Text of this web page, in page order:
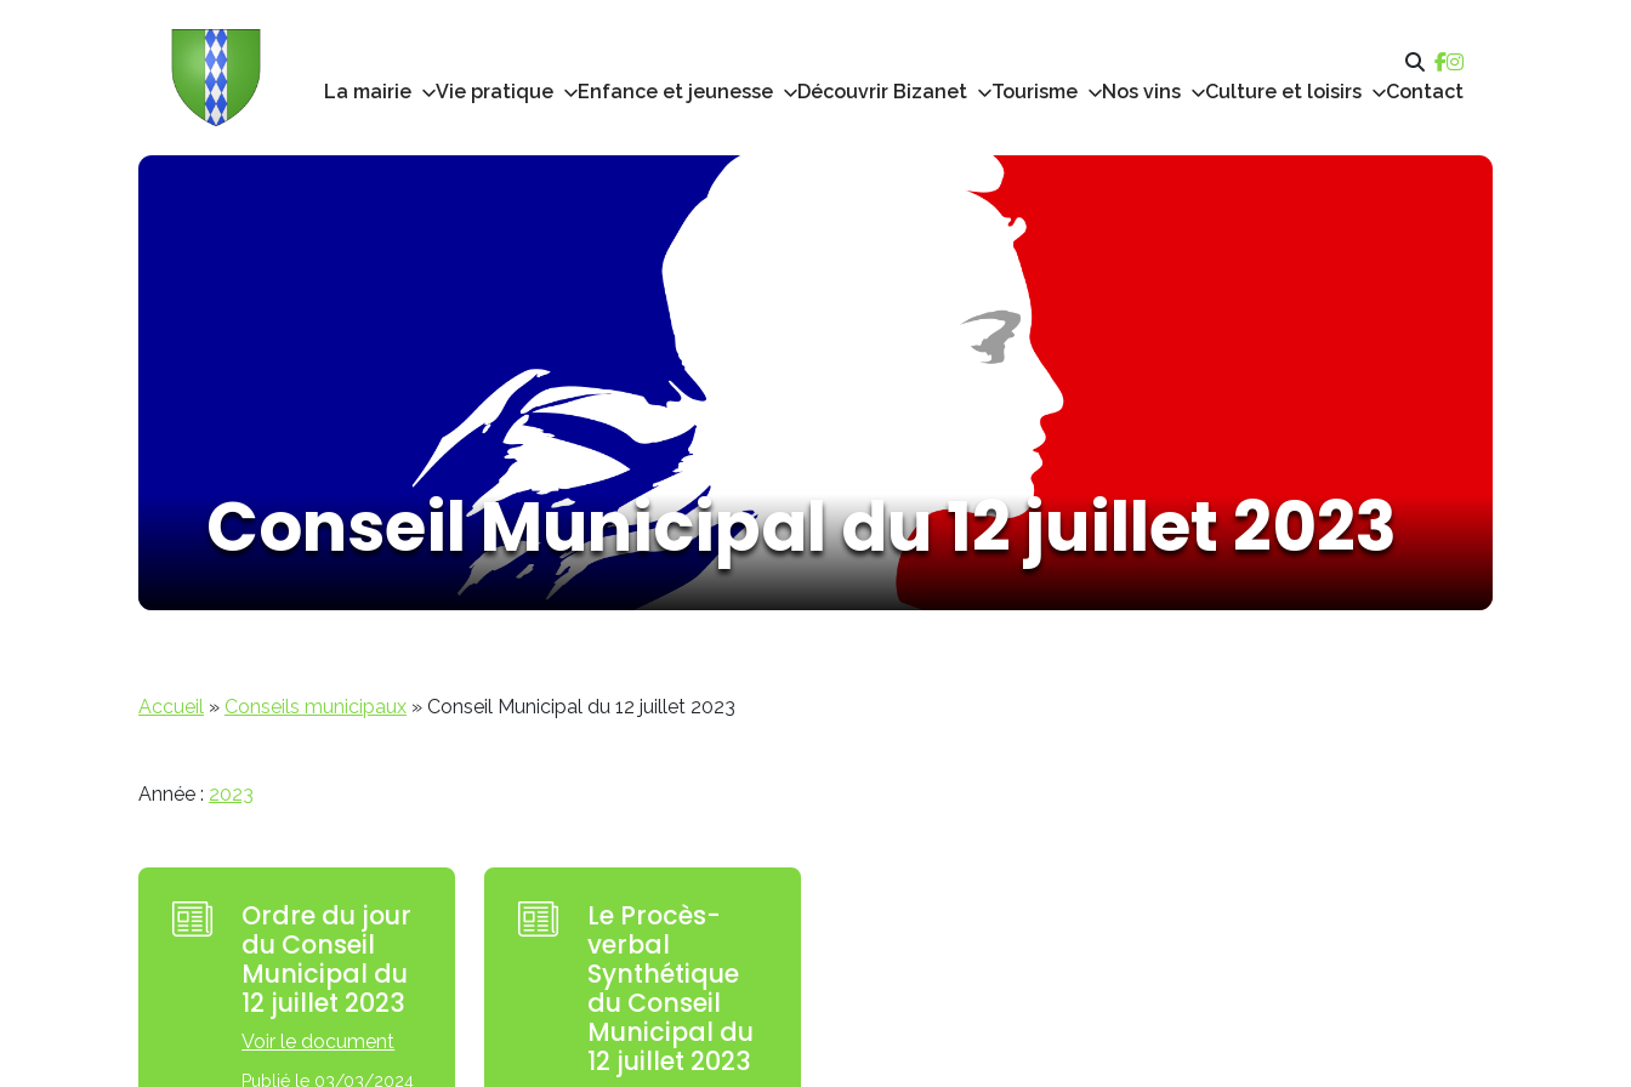
La mairie Vie pratique Enfance et jeunesse Découvrir Bizanet Tourisme Nos vins Culture et loisirs Contact
Conseil Municipal du 12 juillet 2023
Accueil » Conseils municipaux » Conseil Municipal du 12 juillet 2023
Année : 2023
Ordre du jour
du Conseil
Municipal du
12 juillet 2023
Voir le document
Publié le 03/03/2024
Le Procès-
verbal
Synthétique
du Conseil
Municipal du
12 juillet 2023